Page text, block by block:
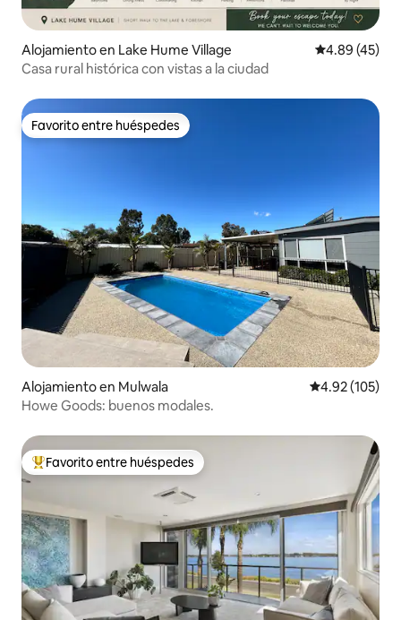
Alojamiento en Lake Hume Village Calificación
4.89 (45)
Casa rural histórica con vistas a la ciudad
Favorito entre huéspedes
Favorito entre huéspedes
Alojamiento en Mulwala Calificación
4.92 (105)
Howe Goods: buenos modales.
Favorito entre huéspedes preferido
Favorito entre huéspedes